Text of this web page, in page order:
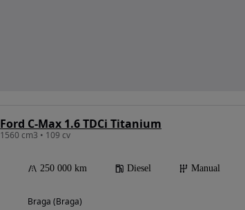
Ford C-Max 1.6 TDCi Titanium
1560 cm3 • 109 cv
250 000 km Diesel Manual
Braga (Braga)